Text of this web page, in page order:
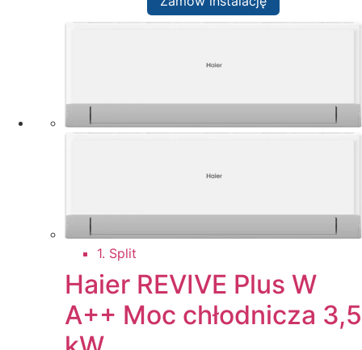
1. Split
Haier REVIVE Plus W
A++ Moc chłodnicza 3,5